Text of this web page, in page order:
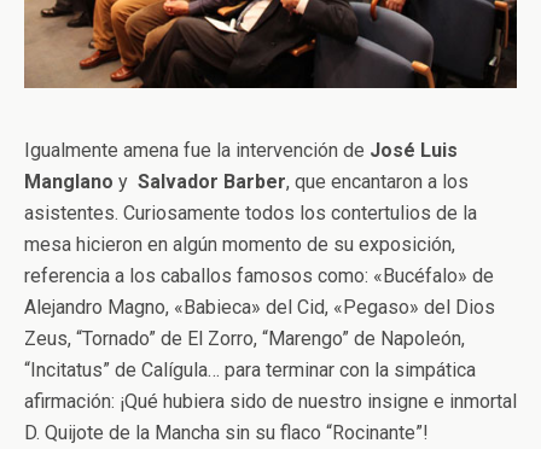
Igualmente amena fue la intervención de José Luis
Manglano y Salvador Barber, que encantaron a los
asistentes. Curiosamente todos los contertulios de la
mesa hicieron en algún momento de su exposición,
referencia a los caballos famosos como: «Bucéfalo» de
Alejandro Magno, «Babieca» del Cid, «Pegaso» del Dios
Zeus, “Tornado” de El Zorro, “Marengo” de Napoleón,
“Incitatus” de Calígula… para terminar con la simpática
afirmación: ¡Qué hubiera sido de nuestro insigne e inmortal
D. Quijote de la Mancha sin su flaco “Rocinante”!